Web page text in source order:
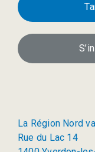
La Région Nord
Rue du Lac 14